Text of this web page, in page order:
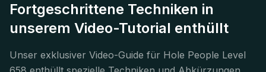
Fortgeschrittene Techniken in
unserem Video-Tutorial enthüllt
Unser exklusiver Video-Guide für Hole People Level